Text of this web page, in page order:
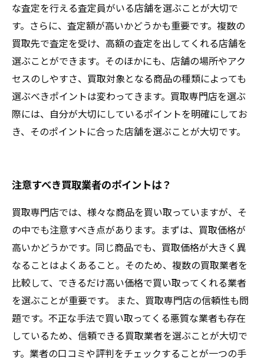
な査定を行える査定員がいる店舗を選ぶことが大切で
す。さらに、査定額が高いかどうかも重要です。複数の
買取先で査定を受け、高額の査定を出してくれる店舗を
選ぶことができます。そのほかにも、店舗の場所やアク
セスのしやすさ、買取対象となる商品の種類によっても
選ぶべきポイントは変わってきます。買取専門店を選ぶ
際には、自分が大切にしているポイントを明確にしてお
き、そのポイントに合った店舗を選ぶことが大切です。
注意すべき買取業者のポイントは？
買取専門店では、様々な商品を買い取っていますが、そ
の中でも注意すべき点があります。まずは、買取価格が
高いかどうかです。同じ商品でも、買取価格が大きく異
なることはよくあること。そのため、複数の買取業者を
比較して、できるだけ高い価格で買い取ってくれる業者
を選ぶことが重要です。 また、買取専門店の信頼性も問
題です。不正な手法で買い取ってくる悪質な業者も存在
しているため、信頼できる買取業者を選ぶことが大切で
す。業者の口コミや評判をチェックすることが一つの手